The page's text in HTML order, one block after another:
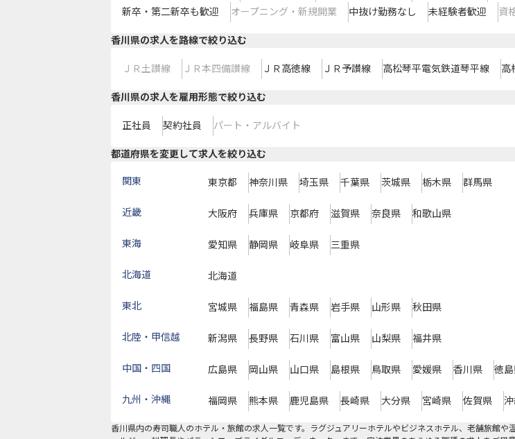
新卒・第二新卒も歓迎
オープニング・新規開業 中抜け勤務なし 未経験者歓迎 資
香川県の求人を路線で絞り込む
ＪＲ土讃線 ＪＲ本四備讃線 ＪＲ高徳線 ＪＲ予讃線 高松琴平電気鉄道琴平線 高
香川県の求人を雇用形態で絞り込む
正社員 契約社員 パート・アルバイト
都道府県を変更して求人を絞り込む
関東 東京都 神奈川県 埼玉県 千葉県 茨城県 栃木県 群馬県
近畿 大阪府 兵庫県 京都府 滋賀県 奈良県 和歌山県
東海 愛知県 静岡県 岐阜県 三重県
北海道 北海道
東北 宮城県 福島県 青森県 岩手県 山形県 秋田県
北陸・甲信越 新潟県 長野県 石川県 富山県 山梨県 福井県
中国・四国 広島県 岡山県 山口県 島根県 鳥取県 愛媛県 香川県 徳
九州・沖縄 福岡県 熊本県 鹿児島県 長崎県 大分県 宮崎県 佐賀県
香川県内の寿司職人のホテル・旅館の求人一覧です。ラグジュアリーホテルやビジネスホテル、老舗旅館